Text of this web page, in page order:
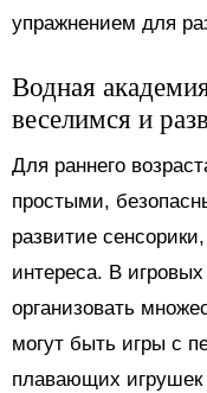
упражнением для
Водная
веселимся и
Для раннего
простыми,
развитие
интереса. В
организовать
могут быть игры с
плавающих игрушек